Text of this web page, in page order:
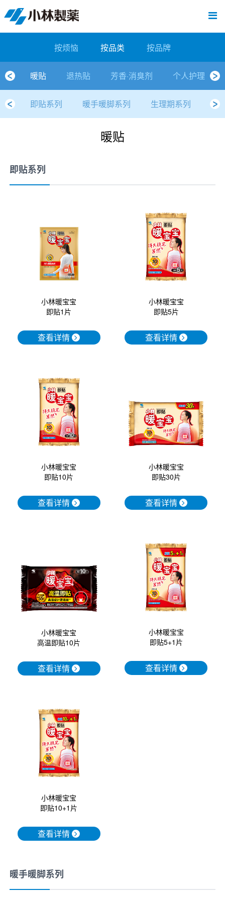
至
按烦恼 按品类 按品牌
暖贴 退热贴 芳香·消臭剂 个人护理
即贴系列 暖手暖脚系列 生理期系列 舒
暖贴
即贴系列
小林暖宝宝
即贴1片
查看详情
小林暖宝宝
即贴5片
查看详情
小林暖宝宝
即贴10片
查看详情
小林暖宝宝
即贴30片
查看详情
小林暖宝宝
高温即贴10片
查看详情
小林暖宝宝
即贴5+1片
查看详情
小林暖宝宝
即贴10+1片
查看详情
暖手暖脚系列
公司简介
董事长寄语
独特的企业模式
公司概要
公司沿革
国内主要据点
产品展示
按品类
按品牌
按烦恼
炎热对策
发热对策
家庭清洁
房间异味·芳香
管道异味·清洁
口腔护理
其他烦恼
寒冷对策
暖手暖脚
生理期
舒缓
炎热对策
发热对策
家庭清洁
马桶清洁（便器用）
排水管清洁
水壶/水杯清洁
厕所/马桶异味
厕所消臭
即时消臭
无味消臭
房间异味·芳香
宠物消臭
无味消臭
运动鞋消臭
管道异味·清洁
管道异味·清洁
清洁消毒
口腔消毒
清洁纸
口腔护理
其他烦恼
按品类
退热贴
芳香·消臭剂
个人护理
消毒品
口腔护理
暖手暖脚系列
生理期系列
舒缓系列
退热贴
儿童用
成人用
家庭用
芳香·消臭剂
房间用
宠物用
厨房用
个人护理
清凉降温
安睡
随身清洁
洗净用品
管道清洁
家居用品清洁
消毒品
口腔消毒
口腔护理
按品牌
无香空间
洗净丸
洗净中
洁内宝
刻立洁
暖宝宝
Sawaday小林消臭元
新闻中心
2025
2024
2023
2021
2020